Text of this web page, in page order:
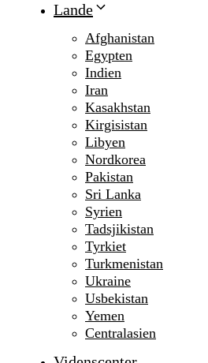
Lande
Afghanistan
Egypten
Indien
Iran
Kasakhstan
Kirgisistan
Libyen
Nordkorea
Pakistan
Sri Lanka
Syrien
Tadsjikistan
Tyrkiet
Turkmenistan
Ukraine
Usbekistan
Yemen
Centralasien